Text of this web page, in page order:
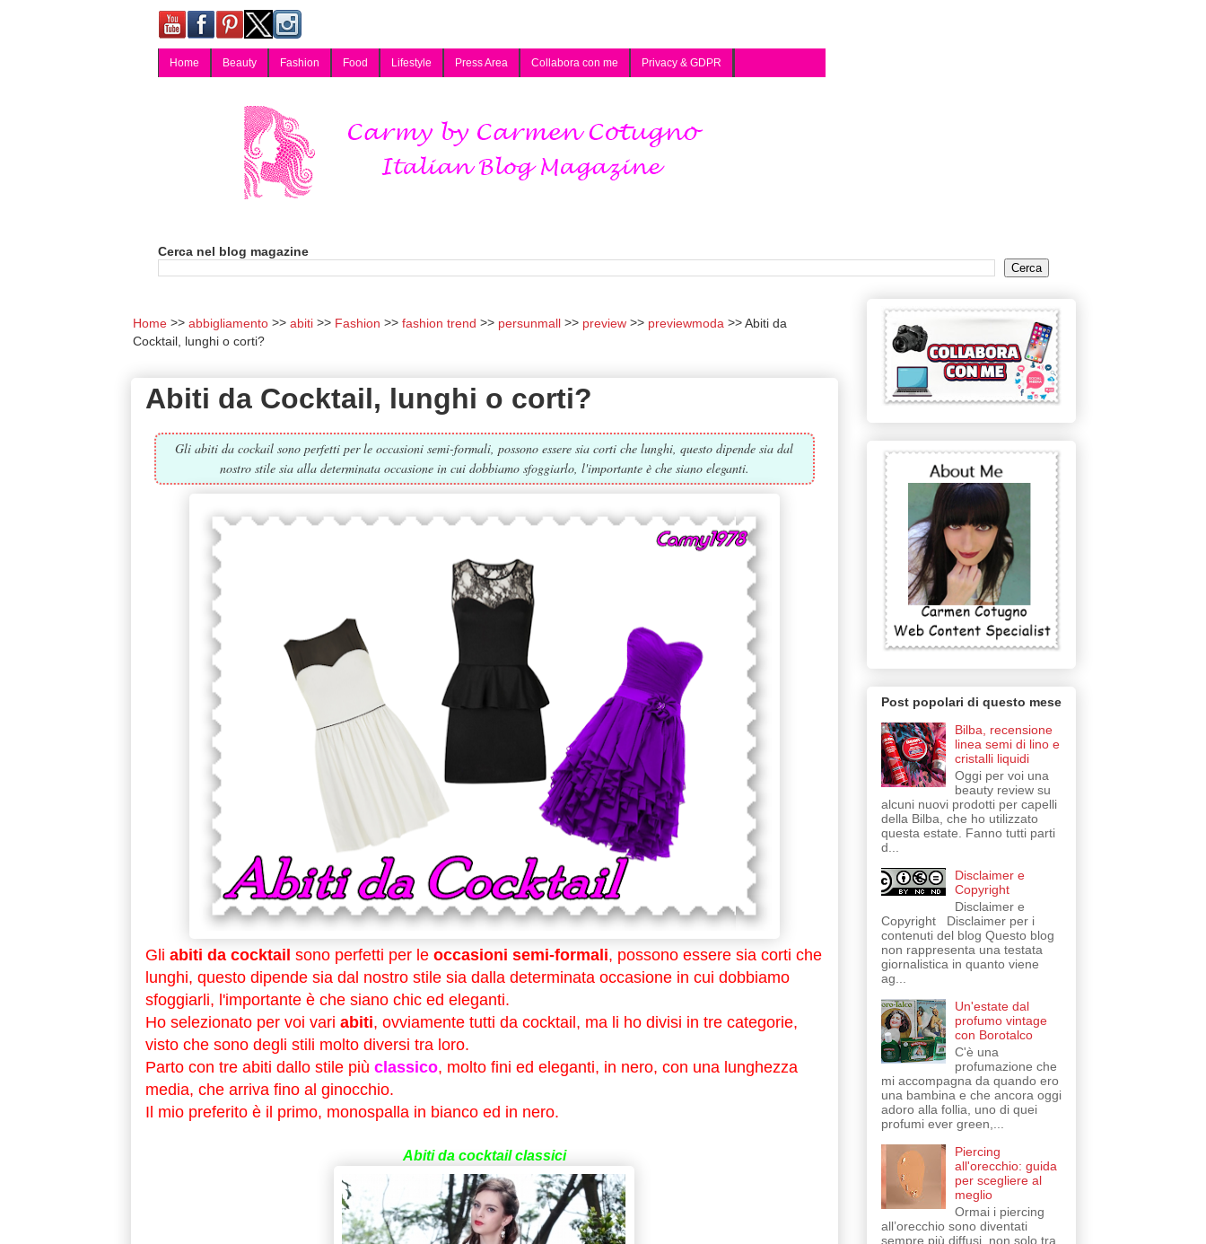
Home Beauty Fashion Food Lifestyle Press Area Collabora con me Privacy & GDPR
Cerca nel blog magazine
Home abbigliamento abiti Fashion fashion trend persunmall preview previewmoda
Abiti da
Cocktail, lunghi o corti?
Abiti da Cocktail, lunghi o corti?
Gli abiti da cockail sono perfetti per le occasioni semi-formali, possono essere sia corti che lunghi, questo dipende sia dal
nostro stile sia alla determinata occasione in cui dobbiamo sfoggiarlo, l'importante è che siano eleganti.
Gli abiti da cocktail sono perfetti per leoccasioni semi-formali, possono essere sia corti che
lunghi, questo dipende sia dal nostro stile sia dalla determinata occasione in cui dobbiamo
sfoggiarli, l'importante è che siano chic ed eleganti.
Ho selezionato per voi vari abiti, ovviamente tutti da cocktail, ma li ho divisi in tre categorie,
visto che sono degli stili molto diversi tra loro.
Parto con tre abiti dallo stile più classico, molto fini ed eleganti, in nero, con una lunghezza
media, che arriva fino al ginocchio.
Il mio preferito è il primo, monospalla in bianco ed in nero.
Abiti da cocktail classici
Post popolari di questo mese
Bilba, recensione
linea semi di lino e
cristalli liquidi
Oggi per voi una
beauty review su
alcuni nuovi prodotti per capelli
della Bilba, che ho utilizzato
questa estate. Fanno tutti parti
d...
Disclaimer e
Copyright
Disclaimer e
Copyright Disclaimer per i
contenuti del blog Questo blog
non rappresenta una testata
giornalistica in quanto viene
ag...
Un'estate dal
profumo vintage
con Borotalco
C'è una
profumazione che
mi accompagna da quando ero
una bambina e che ancora oggi
adoro alla follia, uno di quei
profumi ever green,...
Piercing
all'orecchio: guida
per scegliere al
meglio
Ormai i piercing
all’orecchio sono diventati
sempre più diffusi, non solo tra